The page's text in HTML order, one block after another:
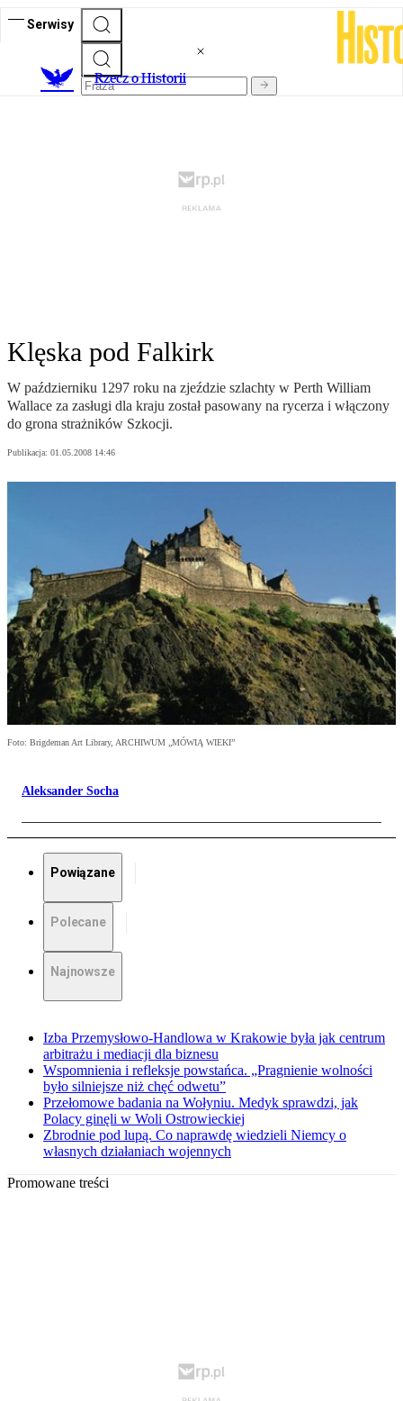
Serwisy
Rzecz o Historii
Klęska pod Falkirk
W październiku 1297 roku na zjeździe szlachty w Perth William
Wallace za zasługi dla kraju został pasowany na rycerza i włączony
do grona strażników Szkocji.
Publikacja: 01.05.2008 14:46
Foto: Brigdeman Art Library, ARCHIWUM „MÓWIĄ WIEKI”
Aleksander Socha
Powiązane
Polecane
Najnowsze
Izba Przemysłowo-Handlowa w Krakowie była jak centrum
arbitrażu i mediacji dla biznesu
Wspomnienia i refleksje powstańca. „Pragnienie wolności
było silniejsze niż chęć odwetu”
Przełomowe badania na Wołyniu. Medyk sprawdzi, jak
Polacy ginęli w Woli Ostrowieckiej
Zbrodnie pod lupą. Co naprawdę wiedzieli Niemcy o
własnych działaniach wojennych
Promowane treści